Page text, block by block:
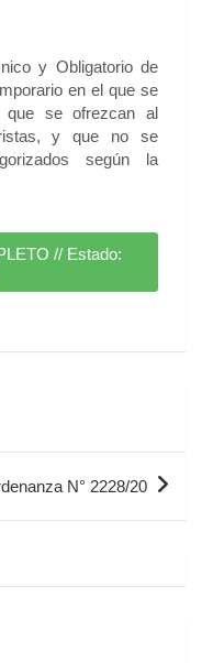
y Obligatorio de
en el que se
que se ofrezcan al
y que no se
según la
// Estado:
N° 2228/20